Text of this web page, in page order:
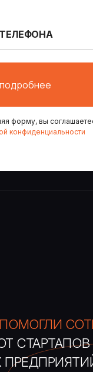
форму, вы
конфиденциальности
СТАРТАПОВ